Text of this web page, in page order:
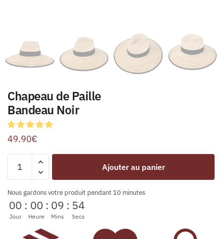
Chapeau de Paille
Bandeau Noir
49.90€
Ajouter au panier
Nous gardons votre produit pendant 10 minutes
00
Jour
: 00
Heure
: 09
Mins
: 54
Secs